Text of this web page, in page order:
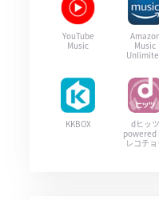
YouTube
Music
Music
KKBOX
dヒッツ
powered
レコチ